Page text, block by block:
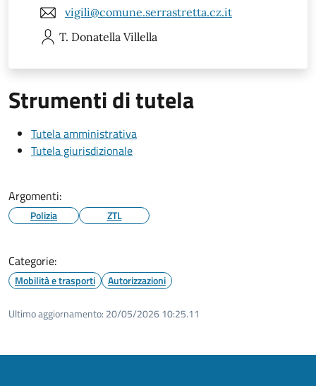
vigili@comune.serrastretta.cz.it
T. Donatella Villella
Strumenti di tutela
Tutela amministrativa
Tutela giurisdizionale
Argomenti:
Polizia ZTL
Categorie:
Mobilità e trasporti Autorizzazioni
Ultimo aggiornamento: 20/05/2026 10:25.11